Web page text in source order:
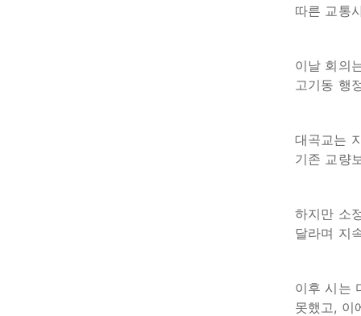
따른 교통
이날 회의
고기동 행
대곡교는
기존 교량
하지만 소
달라며 지
이후 시는
못했고, 이